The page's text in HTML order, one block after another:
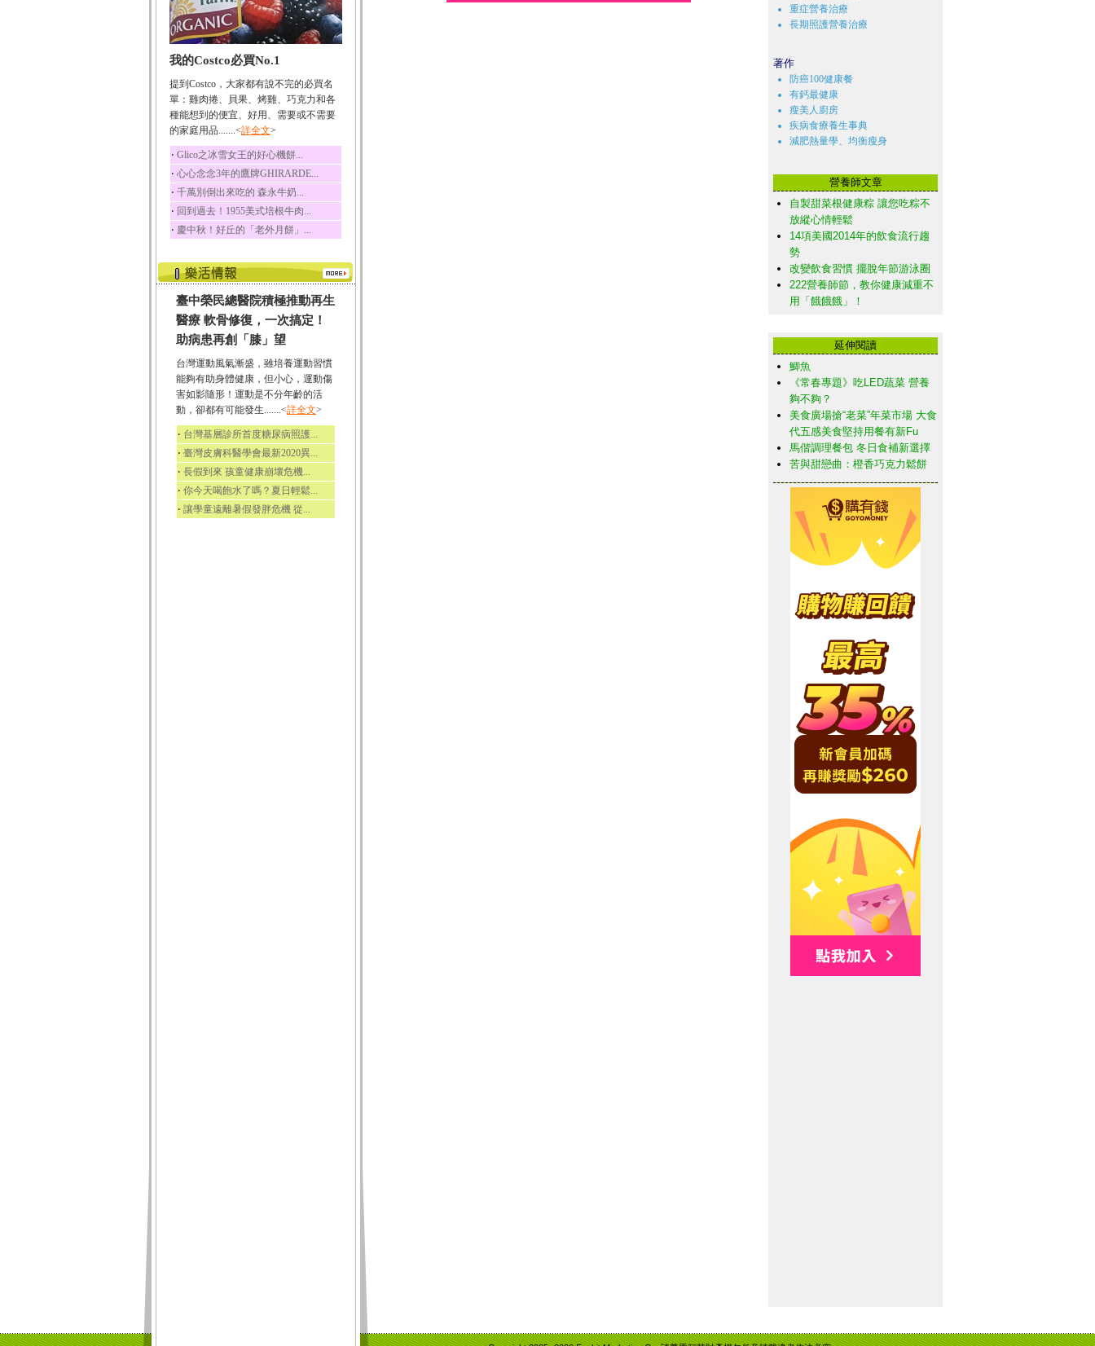
咖啡中的咖啡因會刺激
中樞神經系統，特別...
椰子
椰子含有糖類、脂肪、
荔枝
荔枝性質溫和所含的營
養素有醣類、檸檬酸...
五味子
五味子性質溫熱所含營
養成分有揮發油、檸...
草魚
草魚含有維生素A、維生
素C、及豐富的蛋白...
我的Costco必買No.1
提到Costco，大家都有說不完的必買名
單：雞肉捲、貝果、烤雞、巧克力和各
種能想到的便宜、好用、需要或不需要
的家庭用品.......<詳全文>
‧ Glico之冰雪女王的好心機餅...
‧ 心心念念3年的鷹牌GHIRARDE...
‧ 千萬別倒出來吃的 森永牛奶...
‧ 回到過去！1955美式培根牛肉...
‧ 慶中秋！好丘的「老外月餅」...
臺中榮民總醫院積極推動再生
醫療 軟骨修復，一次搞定！
助病患再創「膝」望
台灣運動風氣漸盛，雖培養運動習慣
能夠有助身體健康，但小心，運動傷
害如影隨形！運動是不分年齡的活
動，卻都有可能發生.......<詳全文>
‧ 台灣基層診所首度糖尿病照護...
‧ 臺灣皮膚科醫學會最新2020異...
‧ 長假到來 孩童健康崩壞危機...
‧ 你今天喝飽水了嗎？夏日輕鬆...
‧ 讓學童遠離暑假發胖危機 從...
重症營養治療
長期照護營養治療
著作
防癌100健康餐
有鈣最健康
瘦美人廚房
疾病食療養生事典
減肥熱量學、均衡瘦身
營養師文章
自製甜菜根健康粽 讓您吃粽不
放縱心情輕鬆
14項美國2014年的飲食流行趨
勢
改變飲食習慣 擺脫年節游泳圈
222營養師節，教你健康減重不
用「餓餓餓」！
延伸閱讀
鯽魚
《常春專題》吃LED蔬菜 營養
夠不夠？
美食廣場搶“老菜”年菜市場 大食
代五感美食堅持用餐有新Fu
馬偕調理餐包 冬日食補新選擇
苦與甜戀曲：橙香巧克力鬆餅